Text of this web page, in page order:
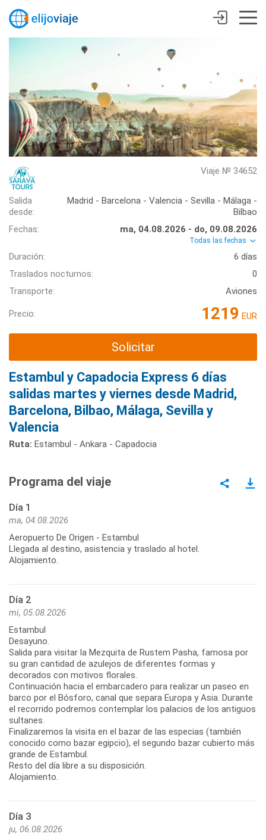
Viaje № 34652
Salida
desde:
Madrid - Barcelona - Valencia - Sevilla - Málaga -
Bilbao
Fechas:
ma, 04.08.2026 - do, 09.08.2026
Todas las fechas
Duración:
6 días
Traslados nocturnos:
0
Transporte:
Aviones
Precio: 1219 EUR
Solicitar
Estambul y Capadocia Express 6 días
salidas martes y viernes desde Madrid,
Barcelona, Bilbao, Málaga, Sevilla y
Valencia
Ruta: Estambul - Ankara - Capadocia
Programa del viaje
Día 1
ma, 04.08.2026
Aeropuerto De Origen - Estambul
Llegada al destino, asistencia y traslado al hotel.
Alojamiento.
Día 2
mi, 05.08.2026
Estambul
Desayuno.
Salida para visitar la Mezquita de Rustem Pasha, famosa por
su gran cantidad de azulejos de diferentes formas y
decorados con motivos florales.
Continuación hacia el embarcadero para realizar un paseo en
barco por el Bósforo, canal que separa Europa y Asia. Durante
el recorrido podremos contemplar los palacios de los antiguos
sultanes.
Finalizaremos la visita en el bazar de las especias (también
conocido como bazar egipcio), el segundo bazar cubierto más
grande de Estambul.
Resto del día libre a su disposición.
Alojamiento.
Día 3
ju, 06.08.2026